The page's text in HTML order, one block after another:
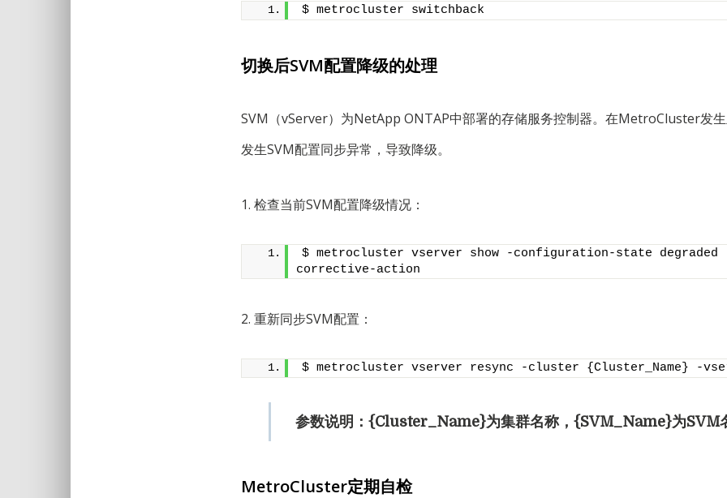
$ metrocluster switchback
切换后SVM配置降级的处理
SVM（vServer）为NetApp ONTAP中部署的存储服务控制器。在MetroCluster发
发生SVM配置同步异常，导致降级。
1. 检查当前SVM配置降级情况：
$ metrocluster vserver show -configuration-state
corrective-action
2. 重新同步SVM配置：
$ metrocluster vserver resync -cluster {Cluster_Name} -
参数说明：{Cluster_Name}为集群名称，{SVM_Name}为SVM
MetroCluster定期自检